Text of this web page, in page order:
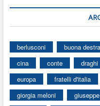
berlusconi buona destra
cina
conte draghi
europa
fratelli d'italia
giorgia meloni